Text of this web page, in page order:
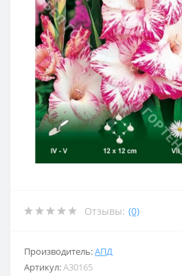
Отзывы: (0)
Производитель:АПД
Артикул:A30165